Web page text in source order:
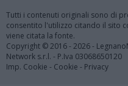
Tutti i contenuti originali sono di
consentito l'utilizzo citando il sito
viene citata la fonte.
Copyright © 2016 - 2026 -
Network s.r.l. - P.Iva 03068650120
Imp. Cookie - Cookie - Privacy